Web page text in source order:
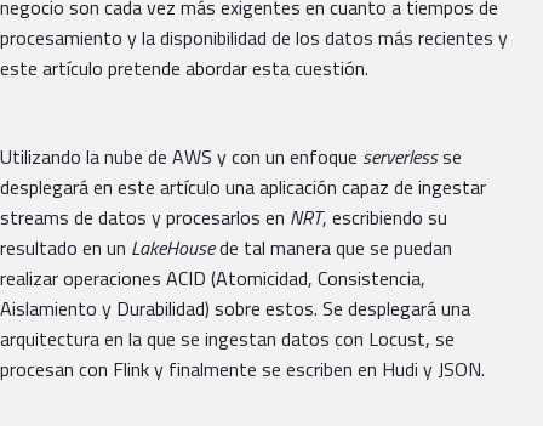
negocio son cada vez más exigentes en cuanto a tiempos de
procesamiento y la disponibilidad de los datos más recientes y
este artículo pretende abordar esta cuestión.
Utilizando la nube de AWS y con un enfoque serverlessse
desplegará en este artículo una aplicación capaz de ingestar
streams de datos y procesarlos en NRT, escribiendo su
resultado en un LakeHousede tal manera que se puedan
realizar operaciones ACID (Atomicidad, Consistencia,
Aislamiento y Durabilidad) sobre estos. Se desplegará una
arquitectura en la que se ingestan datos con Locust, se
procesan con Flink y finalmente se escriben en Hudi y JSON.